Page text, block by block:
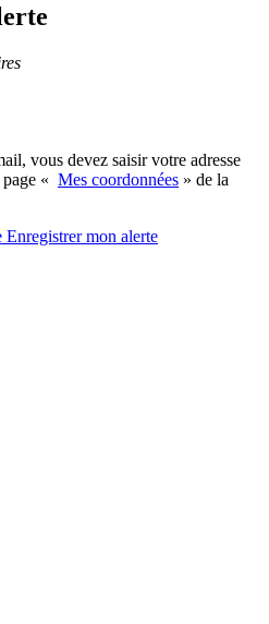
vous devez saisir votre adresse
« Mes coordonnées » de la
Enregistrermon alerte